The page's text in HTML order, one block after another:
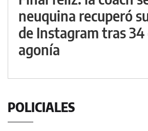
neuquina recuperó
de Instagram tras 34
agonía
POLICIALES